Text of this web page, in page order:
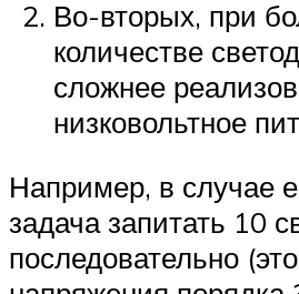
Во-вторых, при
количестве
сложнее
низковольтное
Например, в случае
задача запитать 10
последовательно